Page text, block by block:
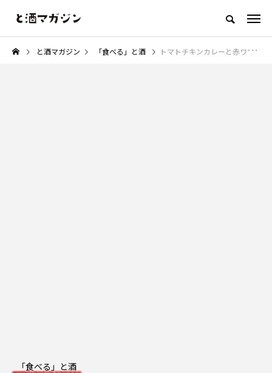
「お酒を美味しく楽しむウェブメディア」
「食べる」と酒 「作る」と酒 「コラム」と酒 「何か」と酒
と酒マガジン 「食べる」と酒 トマトチキンカレーと赤ワイン「カレバカ世紀」東京都目黒
「食べる」と酒